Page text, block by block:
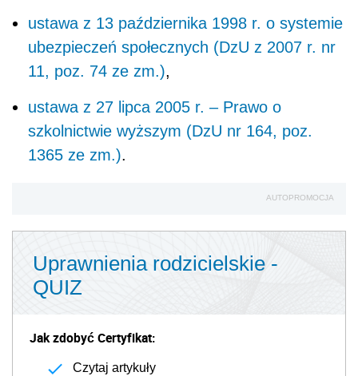
ustawa z 13 października 1998 r. o systemie
ubezpieczeń społecznych (DzU z 2007 r. nr
11, poz. 74 ze zm.),
ustawa z 27 lipca 2005 r. – Prawo o
szkolnictwie wyższym (DzU nr 164, poz.
1365 ze zm.).
AUTOPROMOCJA
Uprawnienia rodzicielskie -
QUIZ
Jak zdobyć Certyfikat:
Czytaj artykuły